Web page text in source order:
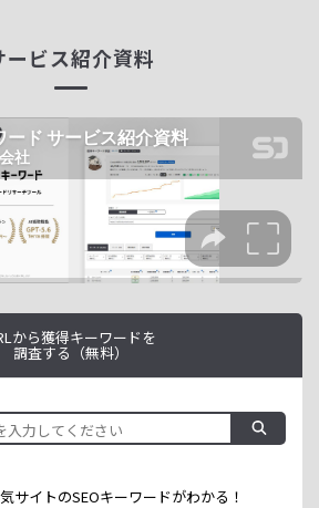
ービス紹介資料
から獲得キーワードを
調査する（無料）
サイトのSEOキーワードがわかる！